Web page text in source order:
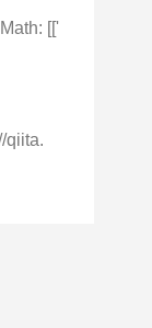
[['
qiita.